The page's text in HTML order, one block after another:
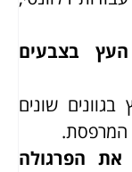
בצבעים
שונים
המרפסת.
את הפרגולה